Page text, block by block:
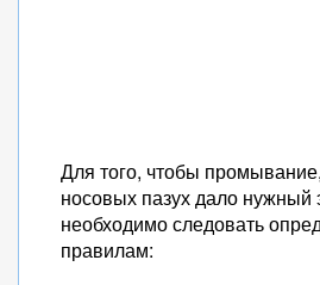
Для того, чтобы
носовых пазух дало нужный
необходимо следовать
правилам: